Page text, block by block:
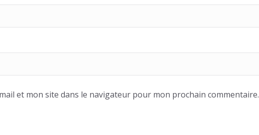
et mon site dans le navigateur pour mon prochain commentaire.